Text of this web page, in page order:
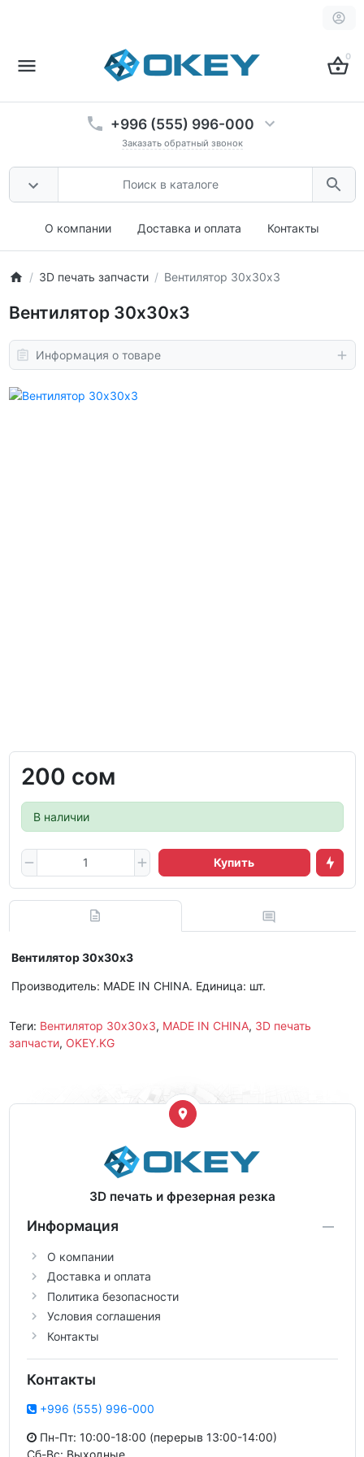
0
+996 (555) 996-000
Заказать обратный звонок
О компании Доставка и оплата Контакты
3D печать запчасти Вентилятор 30х30х3
Вентилятор 30х30х3
Информация о товаре
200 сом
В наличии
Купить
Вентилятор 30х30х3
Производитель: MADE IN CHINA. Единица: шт.
Теги: Вентилятор 30х30х3, MADE IN CHINA, 3D печать
запчасти, OKEY.KG
3D печать и фрезерная резка
Информация
О компании
Доставка и оплата
Политика безопасности
Условия соглашения
Контакты
Контакты
+996 (555) 996-000
Пн-Пт: 10:00-18:00 (перерыв 13:00-14:00)